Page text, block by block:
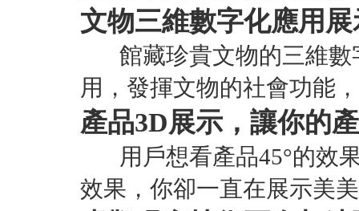
文物三維數字化應用展
館藏珍貴文物的三維數
用，發揮文物的社會功能
產品3D展示，讓你的
用戶想看產品45°的效果
效果，你卻一直在展示美